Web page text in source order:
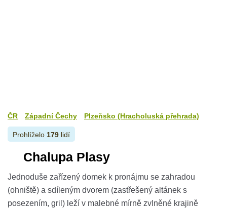
ČR Západní Čechy Plzeňsko (Hracholuská přehrada)
Prohlíželo 179 lidí
Chalupa Plasy
Jednoduše zařízený domek k pronájmu se zahradou
(ohniště) a sdíleným dvorem (zastřešený altánek s
posezením, gril) leží v malebné mírně zvlněné krajině